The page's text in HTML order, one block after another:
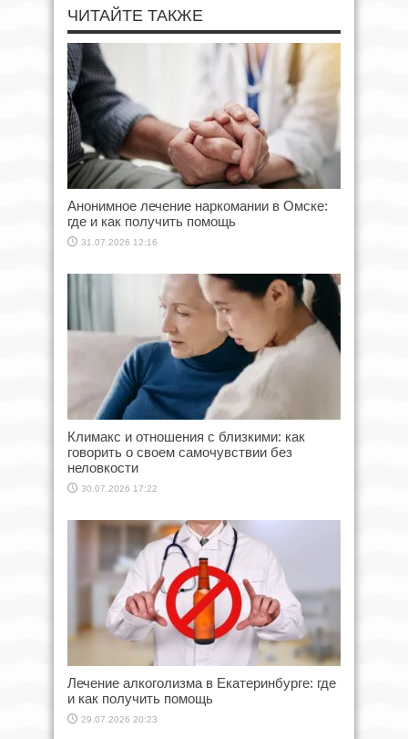
ЧИТАЙТЕ ТАКЖЕ
Анонимное лечение наркомании в Омске:
где и как получить помощь
31.07.2026 12:16
Климакс и отношения с близкими: как
говорить о своем самочувствии без
неловкости
30.07.2026 17:22
Лечение алкоголизма в Екатеринбурге: где
и как получить помощь
29.07.2026 20:23